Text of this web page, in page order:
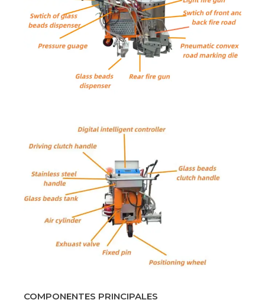
COMPONENTES PRINCIPALES